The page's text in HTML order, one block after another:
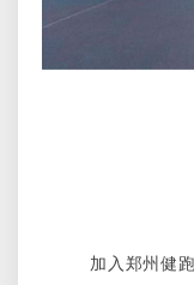
加入郑州健